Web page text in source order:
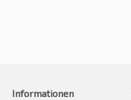
Informationen